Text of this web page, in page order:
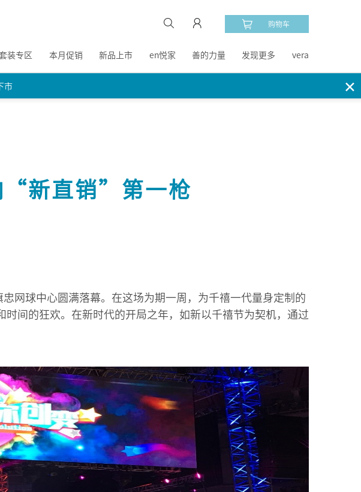
购物车
装专区 本月促销 新品上市 en悦家 善的力量 发现更多 vera
✕
市
市
“新直销”第一枪
网球中心圆满落幕。在这场为期一周，为千禧一代量身定制的
间的狂欢。在新时代的开局之年，如新以千禧节为契机，通过